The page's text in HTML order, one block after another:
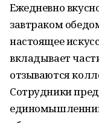
Ежедневно
завтраком
настоящее
вкладывает
отзываются
Сотрудники